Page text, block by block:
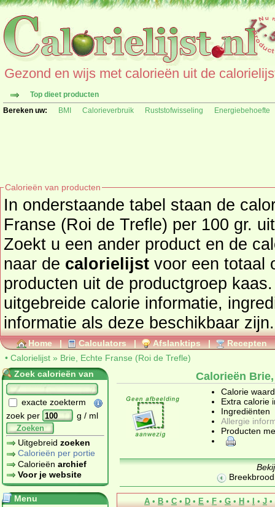
Gezond en wijs met calorieën uit de
Top dieet producten
Bereken uw:
BMI Calorieverbruik Ruststofwisseling Energiebehoefte
Calorieën van producten
In onderstaande tabel staan de
Franse (Roi de Trefle) per 100 gr.
Zoekt u een ander product en de
naar de calorielijst voor een totaal
producten uit de productgroep kaas. Tevens
uitgebreide calorie informatie,
informatie als deze beschikbaar zijn.
Home | Calculators | Afslanktips | Recepten
• Calorielijst » Brie, Echte Franse (Roi de Trefle)
Zoek calorieën van
exacte zoekterm
zoek per
g / ml
Zoeken
Uitgebreid zoeken
Calorieën per portie
Calorieën archief
Voor je website
Menu
Calorieën
Calorie
Extra calorie
Ingrediënten
Allergie
Producten
A • B • C • D • E • F • G • H • I • J •